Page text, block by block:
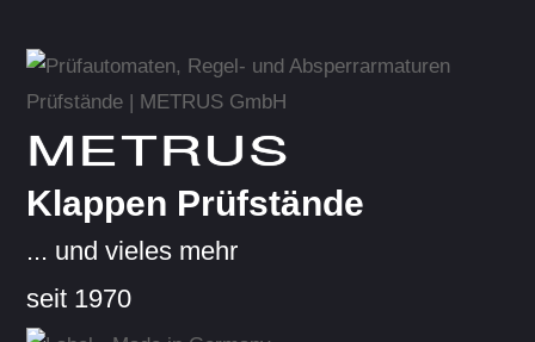
METRUS
Klappen Prüfstände
... und vieles mehr
seit 1970